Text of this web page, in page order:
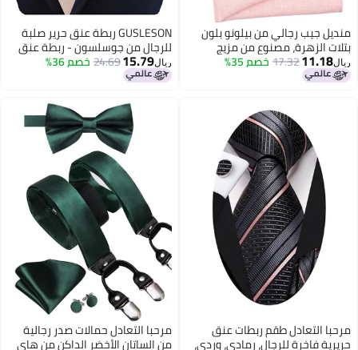
منديل جيب رجالي من بيلونو بلون
بتلات الزهرة، مصنوع من مزيج
القطن والكتان
ريال11.18
17.32خصم 35%
GUSLESON ربطة عنق حرير صلبة
للرجال من جوسلسون - ربطة عنق
شامبانيا للرجال مع مشبك جيب
ريال15.79
24.69خصم 36%
مرحبا التعادل طقم ربطات عنق
حريرية فاخرة للرجال، رمادي، وردي،
مرحبا التعادل حمالات صدر رجالية
من الساتان الأخضر الداكن من هاي